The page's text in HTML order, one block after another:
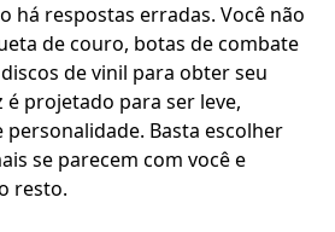
há respostas erradas. Você não
de couro, botas de combate
de vinil para obter seu
é projetado para ser leve,
Basta escolher
se parecem com você e
resto.